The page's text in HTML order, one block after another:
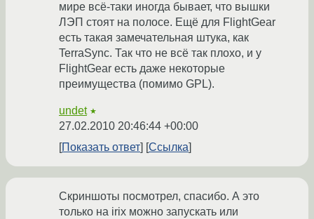
мире всё-таки иногда бывает, что вышки
ЛЭП стоят на полосе. Ещё для FlightGear
есть такая замечательная штука, как
TerraSync. Так что не всё так плохо, и у
FlightGear есть даже некоторые
преимущества (помимо GPL).
undet ★
27.02.2010 20:46:44 +00:00
Показать ответ
Ссылка
Скриншоты посмотрел, спасибо. А это
только на irix можно запускать или